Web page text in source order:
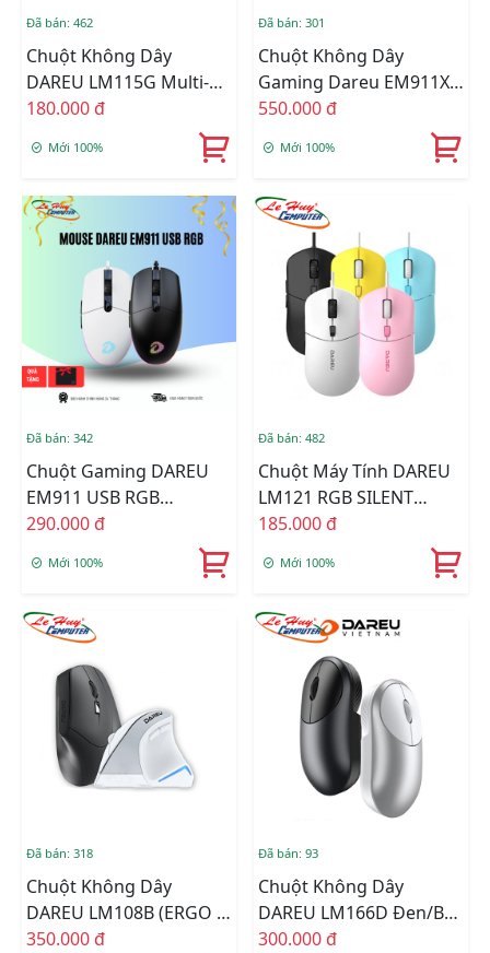
Đã bán: 462
Chuột Không Dây
DAREU LM115G Multi-
Color Sheep
180.000 đ
Mới 100%
Đã bán: 301
Chuột Không Dây
Gaming Dareu EM911X
RGB
550.000 đ
Mới 100%
Đã bán: 342
Chuột Gaming DAREU
EM911 USB RGB
(Đen/Trắng)
290.000 đ
Mới 100%
Đã bán: 482
Chuột Máy Tính DAREU
LM121 RGB SILENT
CLICK
185.000 đ
Mới 100%
Đã bán: 318
Chuột Không Dây
DAREU LM108B (ERGO -
Dual Mode: Bluetooth +
350.000 đ
Đã bán: 93
Chuột Không Dây
DAREU LM166D Đen/Bạc
(UFO - Dual Mode:
300.000 đ